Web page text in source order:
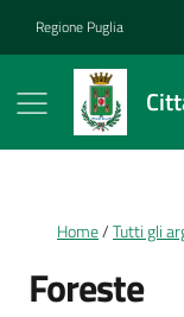
Regione Puglia
Home Tutti gli
Foreste